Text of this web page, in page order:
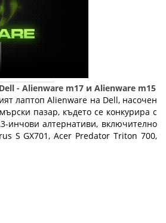
- Alienware m17 и Alienware m15
лаптоп Alienware на Dell, насочен
пазар, където се конкурира с
инчови алтернативи, включително
S GX701, Acer Predator Triton 700,